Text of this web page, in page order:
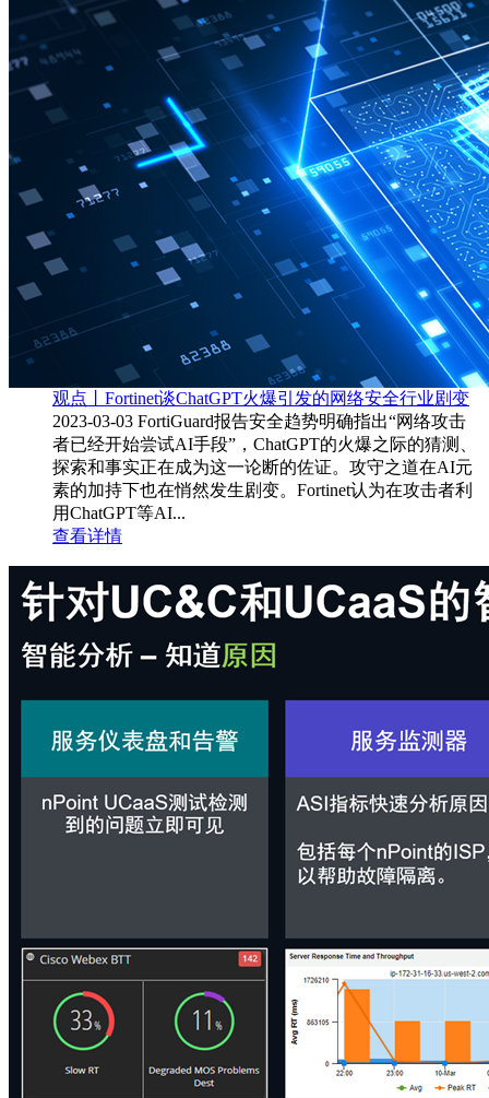
观点丨Fortinet谈ChatGPT火爆引发的网络安全行业剧变
2023-03-03 FortiGuard报告安全趋势明确指出“网络攻击
者已经开始尝试AI手段”，ChatGPT的火爆之际的猜测、
探索和事实正在成为这一论断的佐证。攻守之道在AI元
素的加持下也在悄然发生剧变。Fortinet认为在攻击者利
用ChatGPT等AI...
查看详情